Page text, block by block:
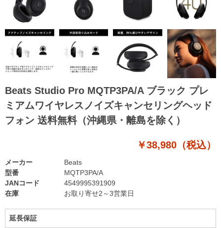
Beats Studio Pro MQTP3PA/A ブラック プレ
ミアムワイヤレスノイズキャンセリングヘッド
フォン 送料無料（沖縄県・離島を除く）
￥38,980（税込）
型番
MQTP3PA/A
JANコード
4549995391909
在庫
お取り寄せ2～3営業日
メーカー Beats
延長保証